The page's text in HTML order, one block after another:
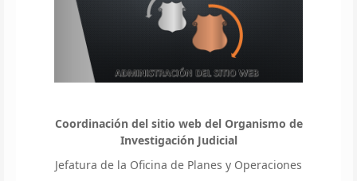
Coordinación del sitio web del Organismo de
Investigación Judicial
Jefatura de la Oficina de Planes y Operaciones